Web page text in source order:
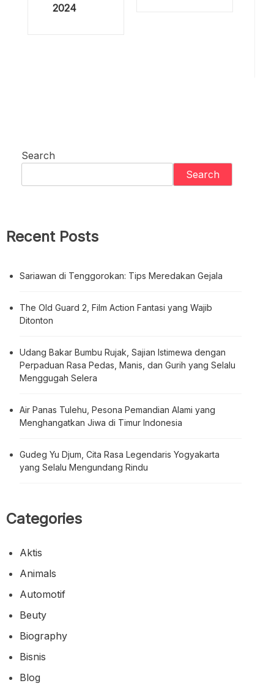
2024
Search
Search
Recent Posts
Sariawan di Tenggorokan: Tips Meredakan Gejala
The Old Guard 2, Film Action Fantasi yang Wajib
Ditonton
Udang Bakar Bumbu Rujak, Sajian Istimewa dengan
Perpaduan Rasa Pedas, Manis, dan Gurih yang Selalu
Menggugah Selera
Air Panas Tulehu, Pesona Pemandian Alami yang
Menghangatkan Jiwa di Timur Indonesia
Gudeg Yu Djum, Cita Rasa Legendaris Yogyakarta
yang Selalu Mengundang Rindu
Categories
Aktis
Animals
Automotif
Beuty
Biography
Bisnis
Blog